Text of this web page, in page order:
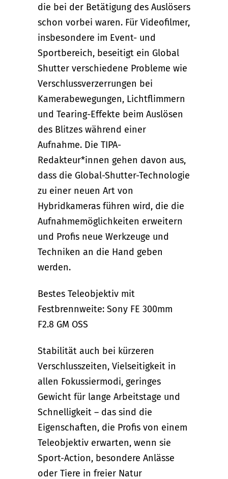
die bei der Betätigung des Auslösers
schon vorbei waren. Für Videofilmer,
insbesondere im Event- und
Sportbereich, beseitigt ein Global
Shutter verschiedene Probleme wie
Verschlussverzerrungen bei
Kamerabewegungen, Lichtflimmern
und Tearing-Effekte beim Auslösen
des Blitzes während einer
Aufnahme. Die TIPA-
Redakteur*innen gehen davon aus,
dass die Global-Shutter-Technologie
zu einer neuen Art von
Hybridkameras führen wird, die die
Aufnahmemöglichkeiten erweitern
und Profis neue Werkzeuge und
Techniken an die Hand geben
werden.
Bestes Teleobjektiv mit
Festbrennweite: Sony FE 300mm
F2.8 GM OSS
Stabilität auch bei kürzeren
Verschlusszeiten, Vielseitigkeit in
allen Fokussiermodi, geringes
Gewicht für lange Arbeitstage und
Schnelligkeit – das sind die
Eigenschaften, die Profis von einem
Teleobjektiv erwarten, wenn sie
Sport-Action, besondere Anlässe
oder Tiere in freier Natur